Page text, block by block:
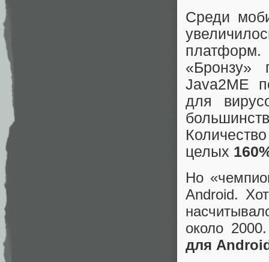
Среди
Java2ME
для
целых
Но
Android.
около
для